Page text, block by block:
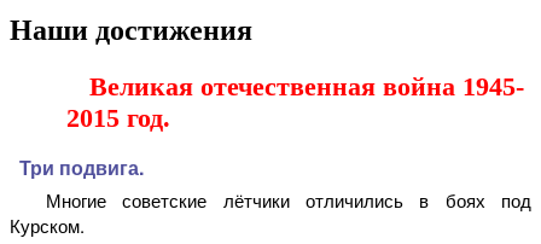
Наши достижения
Великая отечественная война 1945-
2015 год.
Три подвига.
Многие советские лётчики отличились в боях под
Курском.